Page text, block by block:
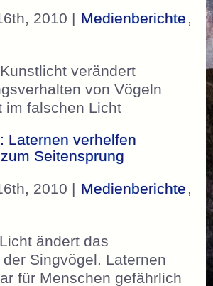
2010 | Medienberichte ,
verändert
von Vögeln
im falschen Licht
Laternen verhelfen
Seitensprung
2010 | Medienberichte ,
ändert das
Singvögel. Laternen
für Menschen gefährlich